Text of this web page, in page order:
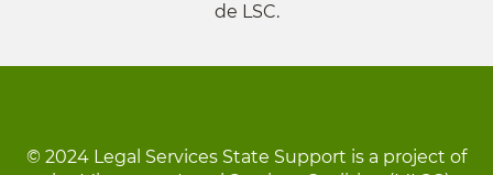
de LSC.
© 2024 Legal Services State Support is a project of